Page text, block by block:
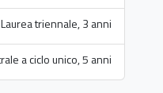
Laurea triennale, 3 anni
a ciclo unico, 5 anni